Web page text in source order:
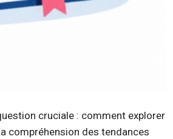
cruciale : comment explorer
compréhension des tendances